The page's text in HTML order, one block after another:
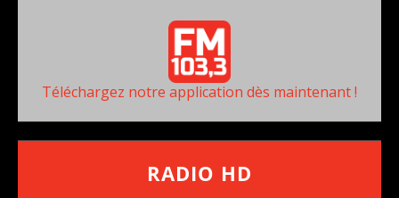
Téléchargez notre application dès maintenant !
RADIO HD